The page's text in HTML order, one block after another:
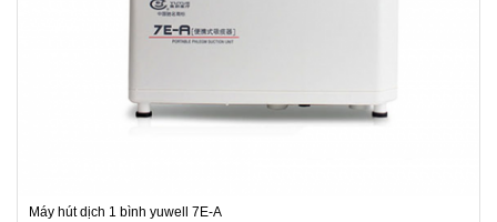
Máy hút dịch 1 bình yuwell 7E-A